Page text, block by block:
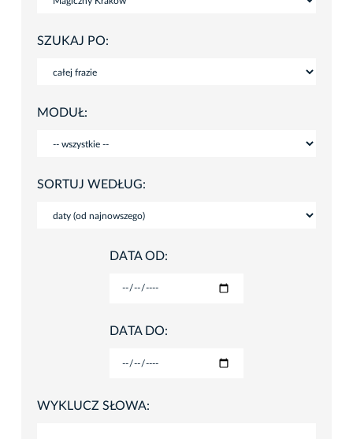
SZUKAJ PO:
MODUŁ:
SORTUJ WEDŁUG:
DATA OD:
DATA DO:
WYKLUCZ SŁOWA: